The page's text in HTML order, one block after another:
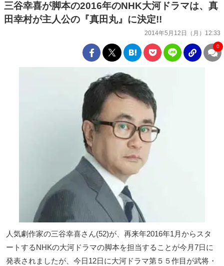
三谷幸喜が脚本の2016年のNHK大河ドラマは、真
田幸村が主人公の『真田丸』に決定!!
2014年5月12日（月）12:33
0
人気劇作家の三谷幸喜さん(52)が、再来年2016年1月からスタ
ートするNHKの大河ドラマの脚本を担当することが今月7日に
発表されましたが、今日12日に大河ドラマ第５５作目が武将・